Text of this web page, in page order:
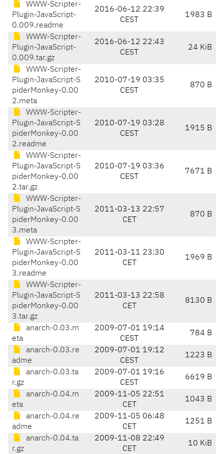
WWW-Scripter-
Plugin-JavaScript-
0.009.readme
2016-06-12 22:39
CEST
1983 B
WWW-Scripter-
Plugin-JavaScript-
0.009.tar.gz
2016-06-12 22:43
CEST
24 KiB
WWW-Scripter-
Plugin-JavaScript-S
piderMonkey-0.00
2.meta
2010-07-19 03:35
CEST
870 B
WWW-Scripter-
Plugin-JavaScript-S
piderMonkey-0.00
2.readme
2010-07-19 03:28
CEST
1915 B
WWW-Scripter-
Plugin-JavaScript-S
piderMonkey-0.00
2.tar.gz
2010-07-19 03:36
CEST
7671 B
WWW-Scripter-
Plugin-JavaScript-S
piderMonkey-0.00
3.meta
2011-03-13 22:57
CET
870 B
WWW-Scripter-
Plugin-JavaScript-S
piderMonkey-0.00
3.readme
2011-03-11 23:30
CET
1969 B
WWW-Scripter-
Plugin-JavaScript-S
piderMonkey-0.00
3.tar.gz
2011-03-13 22:58
CET
8130 B
anarch-0.03.m
eta
2009-07-01 19:14
CEST
784 B
anarch-0.03.re
adme
2009-07-01 19:12
CEST
1223 B
anarch-0.03.ta
r.gz
2009-07-01 19:16
CEST
6619 B
anarch-0.04.m
eta
2009-11-05 22:51
CET
1043 B
anarch-0.04.re
adme
2009-11-05 06:48
CET
1251 B
anarch-0.04.ta
r.gz
2009-11-08 22:49
CET
10 KiB